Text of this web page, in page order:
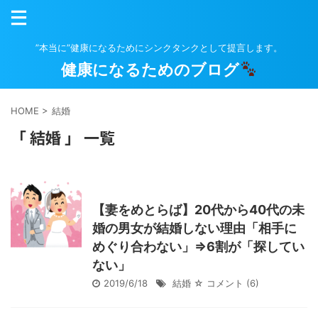
”本当に”健康になるためにシンクタンクとして提言します。
健康になるためのブログ
HOME > 結婚
「 結婚 」 一覧
【妻をめとらば】20代から40代の未
婚の男女が結婚しない理由「相手に
めぐり合わない」⇒6割が「探してい
ない」
2019/6/18 結婚 ☆ コメント (6)